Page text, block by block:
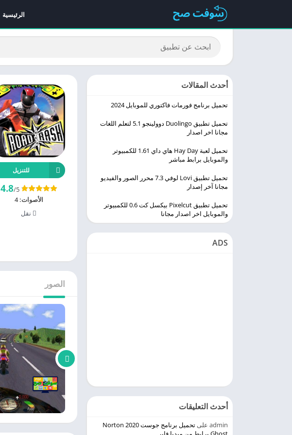
الرئيسية
للتنزيل
4.8/5
الأصوات:4
نقل
الصور
أحدث المقالات
تحميل برنامج فورمات فاكتوري للموبايل 2024
تحميل تطبيق Duolingo ‏دوولينجو 5.1 لتعلم اللغات
مجانا اخر اصدار
تحميل لعبة Hay Day هاي داي 1.61 للكمبيوتر
والموبايل برابط مباشر
تحميل تطبيق Lovi لوفي 7.3 محرر الصور والفيديو
مجانا آخر إصدار
تحميل تطبيق Pixelcut بيكسل كت 0.6 للكمبيوتر
والموبايل اخر اصدار مجانا
ADS
أحدث التعليقات
admin على
تحميل برنامج جوست 2020 Norton